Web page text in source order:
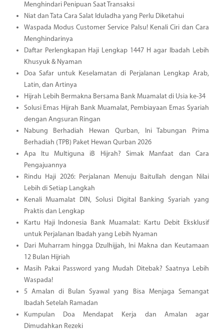
Menghindari Penipuan Saat Transaksi
Niat dan Tata Cara Salat Iduladha yang Perlu Diketahui
Waspada Modus Customer Service Palsu! Kenali Ciri dan Cara
Menghindarinya
Daftar Perlengkapan Haji Lengkap 1447 H agar Ibadah Lebih
Khusyuk & Nyaman
Doa Safar untuk Keselamatan di Perjalanan Lengkap Arab,
Latin, dan Artinya
Hijrah Lebih Bermakna Bersama Bank Muamalat di Usia ke-34
Solusi Emas Hijrah Bank Muamalat, Pembiayaan Emas Syariah
dengan Angsuran Ringan
Nabung Berhadiah Hewan Qurban, Ini Tabungan Prima
Berhadiah (TPB) Paket Hewan Qurban 2026
Apa Itu Multiguna iB Hijrah? Simak Manfaat dan Cara
Pengajuannya
Rindu Haji 2026: Perjalanan Menuju Baitullah dengan Nilai
Lebih di Setiap Langkah
Kenali Muamalat DIN, Solusi Digital Banking Syariah yang
Praktis dan Lengkap
Kartu Haji Indonesia Bank Muamalat: Kartu Debit Eksklusif
untuk Perjalanan Ibadah yang Lebih Nyaman
Dari Muharram hingga Dzulhijjah, Ini Makna dan Keutamaan
12 Bulan Hijriah
Masih Pakai Password yang Mudah Ditebak? Saatnya Lebih
Waspada!
5 Amalan di Bulan Syawal yang Bisa Menjaga Semangat
Ibadah Setelah Ramadan
Kumpulan Doa Mendapat Kerja dan Amalan agar
Dimudahkan Rezeki